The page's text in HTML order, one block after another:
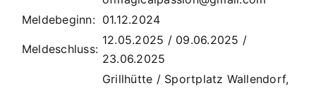
Termine
Meldebeginn: 01.12.2024
Meldeschluss:
12.05.2025 / 09.06.2025 /
23.06.2025
Grillhütte / Sportplatz Wallendorf,